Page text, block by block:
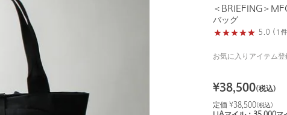
＜BRIEFING＞
バッグ
5.0 (1
お気に入りアイテム登
¥38,500(税込)
定価 ¥38,500(税込)